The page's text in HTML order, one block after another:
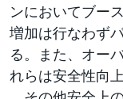
ンにおいてブー
増加は行なわず
る。また、オー
れらは安全性向